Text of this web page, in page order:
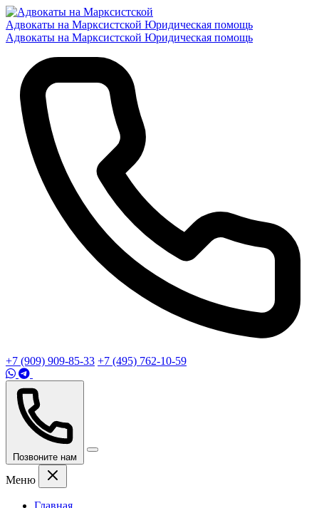
Адвокаты на Марксистской Юридическая помощь
Адвокаты на Марксистской Юридическая помощь
+7 (909) 909-85-33 +7 (495) 762-10-59
Позвоните нам
Меню
Главная